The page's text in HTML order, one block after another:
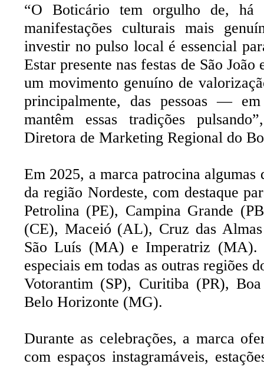
“O Boticário tem orgulho de, há
manifestações culturais mais
investir no pulso local é essencial
Estar presente nas festas de São
um movimento genuíno de
principalmente, das pessoas —
mantêm essas tradições
Diretora de Marketing Regional do
Em 2025, a marca patrocina algumas
da região Nordeste, com destaque
Petrolina (PE), Campina Grande
(CE), Maceió (AL), Cruz das
São Luís (MA) e Imperatriz (MA).
especiais em todas as outras regiões
Votorantim (SP), Curitiba (PR),
Belo Horizonte (MG).
Durante as celebrações, a marca
com espaços instagramáveis,